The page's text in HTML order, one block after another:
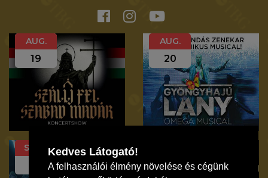
Kedves Látogató!
A felhasználói élmény növelése és cégünk
AUG.
19
AUG.
20
SZEP.
19